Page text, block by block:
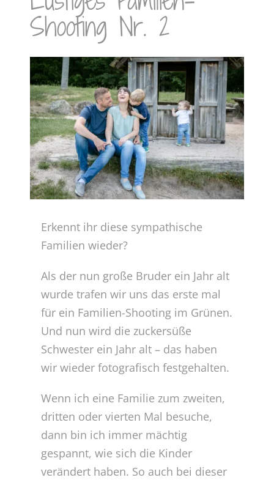
Shooting Nr. 2
Zeige
grösseres
Bild
Erkennt ihr diese sympathische
Familien wieder?
Als der nun große Bruder ein Jahr alt
wurde trafen wir uns das erste mal
für ein Familien-Shooting im Grünen.
Und nun wird die zuckersüße
Schwester ein Jahr alt – das haben
wir wieder fotografisch festgehalten.
Wenn ich eine Familie zum zweiten,
dritten oder vierten Mal besuche,
dann bin ich immer mächtig
gespannt, wie sich die Kinder
verändert haben. So auch bei dieser